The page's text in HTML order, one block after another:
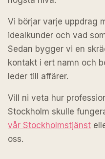
Vi börjar varje uppdrag
idealkunder och vad
Sedan bygger vi en
kontakt i ert namn och
leder till affärer.
Vill ni veta hur
Stockholm skulle
vår Stockholmstjänst
oss.